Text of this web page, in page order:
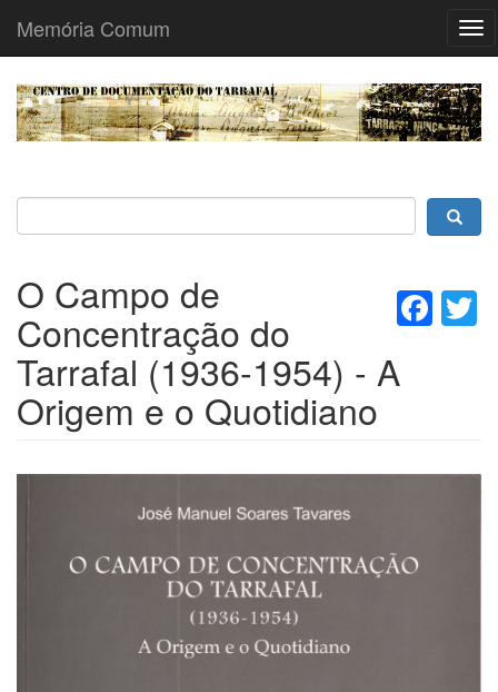
Passar
para
Memória Comum
O Campo de
Concentração do
Tarrafal (1936-1954) - A
Origem e o Quotidiano